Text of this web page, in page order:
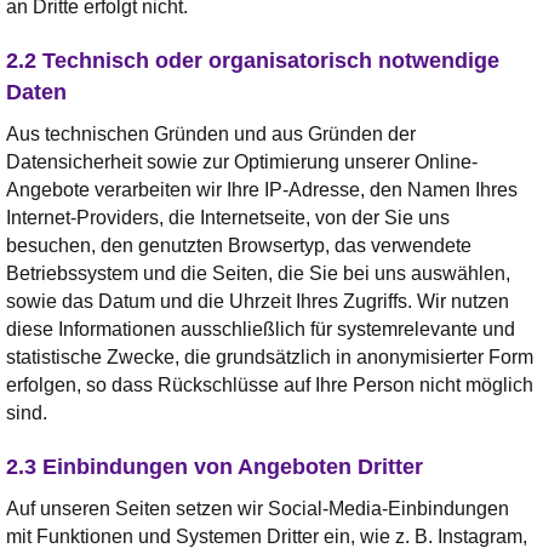
an Dritte erfolgt nicht.
2.2 Technisch oder organisatorisch notwendige
Daten
Aus technischen Gründen und aus Gründen der
Datensicherheit sowie zur Optimierung unserer Online-
Angebote verarbeiten wir Ihre IP-Adresse, den Namen Ihres
Internet-Providers, die Internetseite, von der Sie uns
besuchen, den genutzten Browsertyp, das verwendete
Betriebssystem und die Seiten, die Sie bei uns auswählen,
sowie das Datum und die Uhrzeit Ihres Zugriffs. Wir nutzen
diese Informationen ausschließlich für systemrelevante und
statistische Zwecke, die grundsätzlich in anonymisierter Form
erfolgen, so dass Rückschlüsse auf Ihre Person nicht möglich
sind.
2.3 Einbindungen von Angeboten Dritter
Auf unseren Seiten setzen wir Social-Media-Einbindungen
mit Funktionen und Systemen Dritter ein, wie z. B. Instagram,